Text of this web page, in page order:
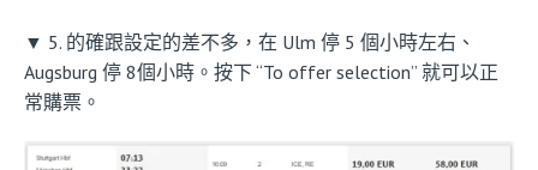
▼ 5. 的確跟設定的差不多，在 Ulm 停 5 個小時左右、
Augsburg 停 8個小時。按下 “To offer selection” 就可以正
常購票。